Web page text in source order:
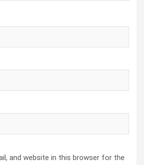
and website in this browser for the